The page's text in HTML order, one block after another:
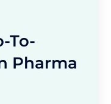
To-
Pharma